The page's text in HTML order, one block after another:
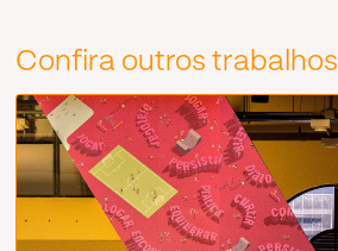
Confira outros trabalhos